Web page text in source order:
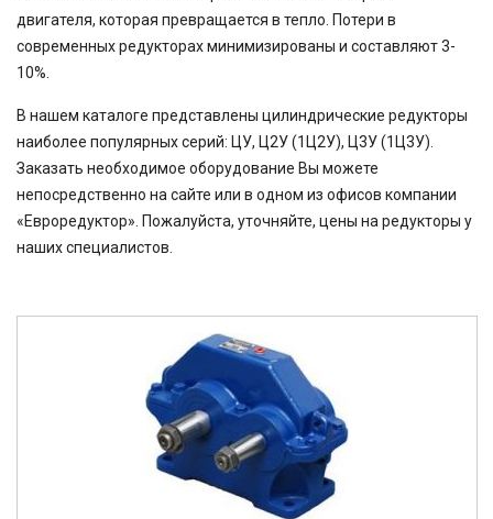
двигателя, которая превращается в тепло. Потери в
современных редукторах минимизированы и составляют 3-
10%.
В нашем каталоге представлены цилиндрические редукторы
наиболее популярных серий: ЦУ, Ц2У (1Ц2У), Ц3У (1Ц3У).
Заказать необходимое оборудование Вы можете
непосредственно на сайте или в одном из офисов компании
«Евроредуктор». Пожалуйста, уточняйте, цены на редукторы у
наших специалистов.